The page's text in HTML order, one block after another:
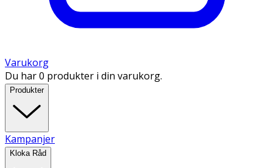
Varukorg
Du har 0 produkter i din varukorg.
Produkter
Kampanjer
Kloka Råd